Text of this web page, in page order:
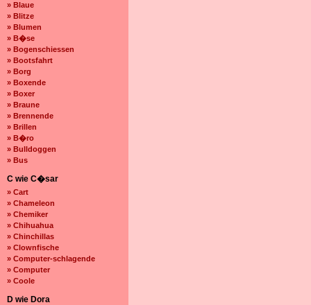
» Blaue
» Blitze
» Blumen
» B�se
» Bogenschiessen
» Bootsfahrt
» Borg
» Boxende
» Boxer
» Braune
» Brennende
» Brillen
» B�ro
» Bulldoggen
» Bus
C wie C�sar
» Cart
» Chameleon
» Chemiker
» Chihuahua
» Chinchillas
» Clownfische
» Computer-schlagende
» Computer
» Coole
D wie Dora